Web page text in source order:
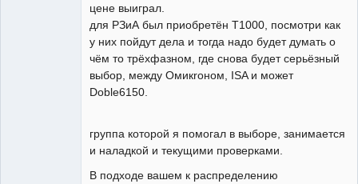
цене выиграл.
для РЗиА был приобретён Т1000, посмотри как
у них пойдут дела и тогда надо будет думать о
чём то трёхфазном, где снова будет серьёзный
выбор, между Омикrоном, ISA и может
Doble6150.
группа которой я помогал в выборе, занимается
и наладкой и текущими проверками.
В подходе вашем к распределению